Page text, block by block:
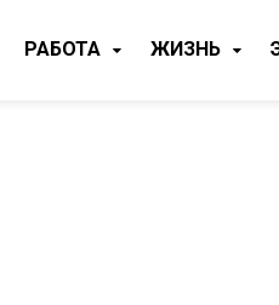
РАБОТА ЖИЗНЬ